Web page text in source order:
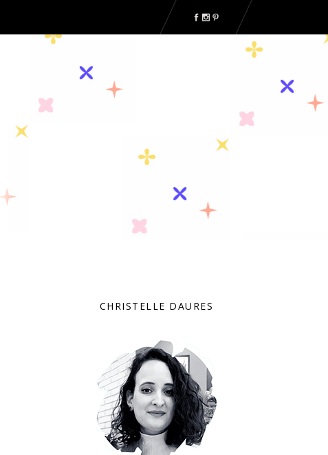
CHRISTELLE DAURES